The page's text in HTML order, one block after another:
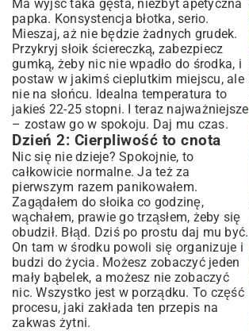
Ma wyjść taka gęsta, niezbyt apetyczna
papka. Konsystencja błotka, serio.
Mieszaj, aż nie będzie żadnych grudek.
Przykryj słoik ściereczką, zabezpiecz
gumką, żeby nic nie wpadło do środka, i
postaw w jakimś cieplutkim miejscu, ale
nie na słońcu. Idealna temperatura to
jakieś 22-25 stopni. I teraz najważniejsze
– zostaw go w spokoju. Daj mu czas.
Dzień 2: Cierpliwość to cnota
Nic się nie dzieje? Spokojnie, to
całkowicie normalne. Ja też za
pierwszym razem panikowałem.
Zagądałem do słoika co godzinę,
wąchałem, prawie go trząsłem, żeby się
obudził. Błąd. Dziś po prostu daj mu być.
On tam w środku powoli się organizuje i
budzi do życia. Możesz zobaczyć jeden
mały bąbelek, a możesz nie zobaczyć
nic. Wszystko jest w porządku. To część
procesu, jaki zakłada ten przepis na
zakwas żytni.